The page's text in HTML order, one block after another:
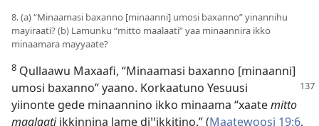
8. (a) “Minaamasi baxanno [minaanni] umosi baxanno” yinannihu
mayiraati? (b) Lamunku “mitto maalaati” yaa minaannira ikko
minaamara mayyaate?
8 Qullaawu Maxaafi, “Minaamasi baxanno [minaanni]
umosi baxanno” yaano. Korkaatuno Yesuusi
yiinonte gede minaannino ikko minaama “xaatemitto
maalaatiikkinnina lame diꞌꞌikkitino.” (Maatewoosi 19:6,